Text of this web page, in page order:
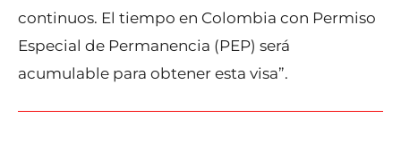
continuos. El tiempo en Colombia con Permiso
Especial de Permanencia (PEP) será
acumulable para obtener esta visa”.